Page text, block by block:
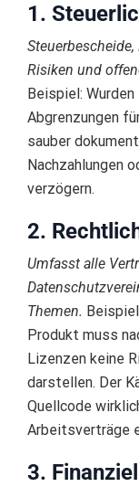
1.
Risiken und
Beispiel:
Abgrenzungen
sauber
Nachzahlungen
verzögern.
2.
Umfasst alle
Themen.
Produkt muss
Lizenzen keine
darstellen. Der
Quellcode
Arbeitsverträge
3.